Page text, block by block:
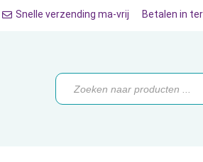
Koopjes Onze merken
Snelle verzending ma-vrij Betalen in
Producten
zoeken